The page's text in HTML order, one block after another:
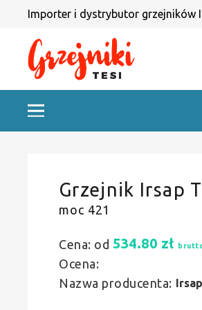
Importer i dystrybutor grzejników
Grzejnik Irsap
moc 421
Cena: od 534.80 zł
Ocena:
Nazwa producenta: Irsap